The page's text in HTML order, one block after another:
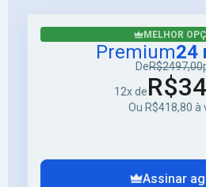
MELHOR
Premium24
DeR$2497,00
12x de
Ou R$418,80 à
Assinar